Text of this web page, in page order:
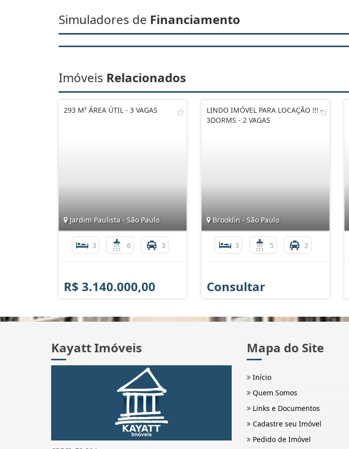
Simuladores de Financiamento
Imóveis Relacionados
293 M² ÁREA ÚTIL - 3 VAGAS
Jardim Paulista - São Paulo
3 6 3
R$ 3.140.000,00
LINDO IMÓVEL PARA LOCAÇÃO !!! -
3DORMS - 2 VAGAS
Brooklin - São Paulo
3 5 2
Consultar
Kayatt Imóveis Mapa do Site
Início
Quem Somos
Links e Documentos
Cadastre seu Imóvel
Pedido de Imóvel